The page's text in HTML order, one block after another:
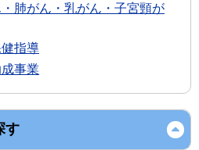
肺がん・乳がん・子宮頸が
指導
事業
す